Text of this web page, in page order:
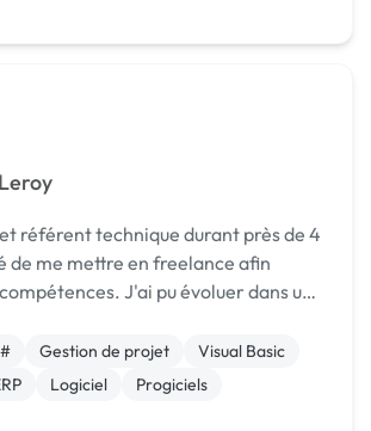
référent technique durant près de 4
de me mettre en freelance afin
J'ai pu évoluer dans un
gestion (Divalto et Sage Batigest). Au c...
Gestion de projet
Visual Basic
Logiciel Progiciels